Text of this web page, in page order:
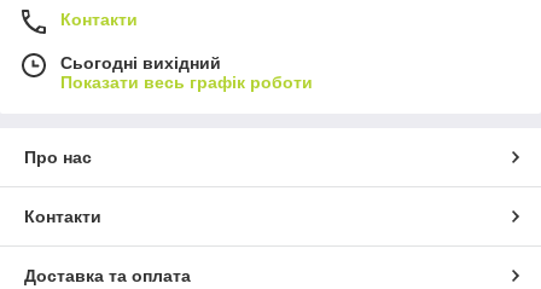
Контакти
Сьогодні вихідний
Показати весь графік роботи
Про нас
Контакти
Доставка та оплата